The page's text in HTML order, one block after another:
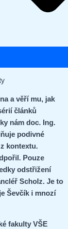
a věří mu, jak
článků
nám doc. Ing.
podivné
kontextu.
Pouze
odstřižení
Scholz. Je to
Ševčík i mnozí
fakulty VŠE